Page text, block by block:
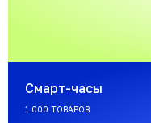
Смарт-часы
1 000 ТОВАРОВ